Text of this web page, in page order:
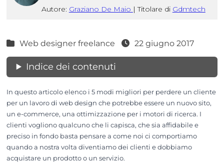
Autore: Graziano De Maio | Titolare di Gdmtech
Web designer freelance 22 giugno 2017
Indice dei contenuti
In questo articolo elenco i 5 modi migliori per perdere un cliente
per un lavoro di web design che potrebbe essere un nuovo sito,
un e-commerce, una ottimizzazione per i motori di ricerca. I
clienti vogliono qualcuno che li capisca, che sia affidabile e
preciso in fondo basta pensare a come noi ci comportiamo
quando a nostra volta diventiamo dei clienti e dobbiamo
acquistare un prodotto o un servizio.